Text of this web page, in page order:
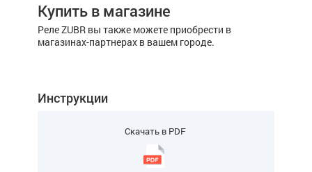
Купить в магазине
Реле ZUBR вы также можете приобрести в
магазинах-партнерах в вашем городе.
Инструкции
Скачать в PDF